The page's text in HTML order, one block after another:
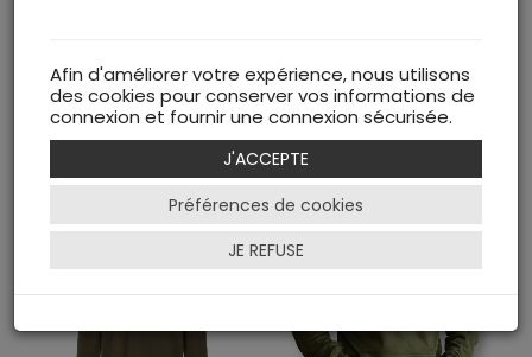
NEW
Filtrer
Afin d'améliorer votre expérience, nous utilisons
des cookies pour conserver vos informations de
connexion et fournir une connexion sécurisée.
J'ACCEPTE
Préférences de cookies
JE REFUSE